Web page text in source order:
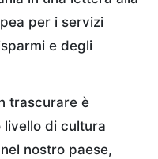
per i servizi
e degli
trascurare è
livello di cultura
nostro paese,